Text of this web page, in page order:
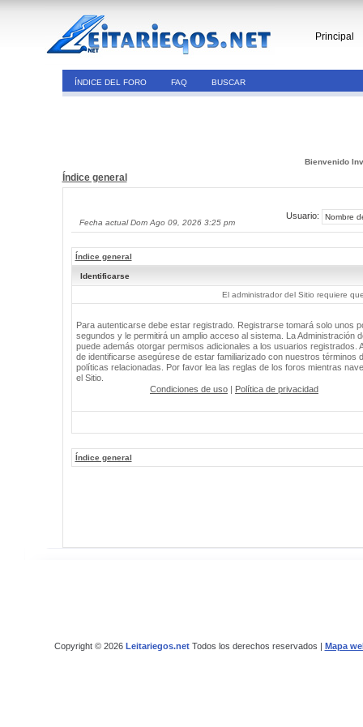
Principal
ÍNDICE DEL FORO FAQ BUSCAR
Bienvenido
Índice general
Fecha actual Dom Ago 09, 2026 3:25 pm
Usuario:
Índice general
Identificarse
El administrador del Sitio requiere
Para autenticarse debe estar registrado. Registrarse tomará solo unos
segundos y le permitirá un amplio acceso al sistema. La Administración
puede además otorgar permisos adicionales a los usuarios registrados.
de identificarse asegúrese de estar familiarizado con nuestros términos
políticas relacionadas. Por favor lea las reglas de los foros mientras
el Sitio.
Condiciones de uso | Política de privacidad
Índice general
Copyright © 2026 Leitariegos.netTodos los derechos reservados | Mapa